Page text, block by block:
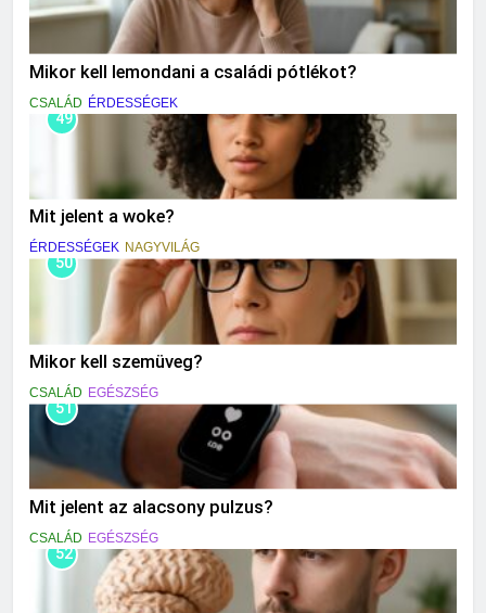
Mikor kell lemondani a családi pótlékot?
CSALÁD ÉRDESSÉGEK
49
Mit jelent a woke?
ÉRDESSÉGEK NAGYVILÁG
50
Mikor kell szemüveg?
CSALÁD EGÉSZSÉG
51
Mit jelent az alacsony pulzus?
CSALÁD EGÉSZSÉG
52